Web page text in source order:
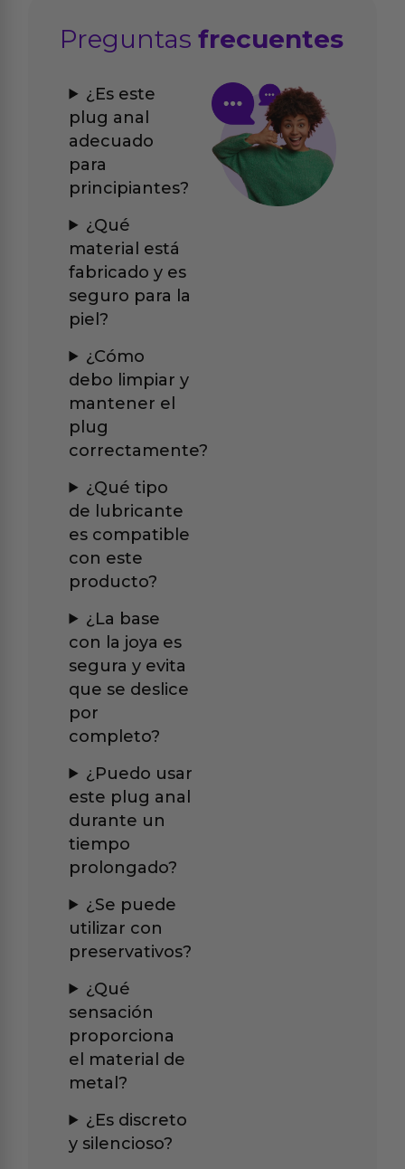
Preguntasfrecuentes
¿Es este
plug anal
adecuado
para
principiantes?
¿Qué
material está
fabricado y es
seguro para la
piel?
¿Cómo
debo limpiar y
mantener el
plug
correctamente?
¿Qué tipo
de lubricante
es compatible
con este
producto?
¿La base
con la joya es
segura y evita
que se deslice
por
completo?
¿Puedo usar
este plug anal
durante un
tiempo
prolongado?
¿Se puede
utilizar con
preservativos?
¿Qué
sensación
proporciona
el material de
metal?
¿Es discreto
y silencioso?